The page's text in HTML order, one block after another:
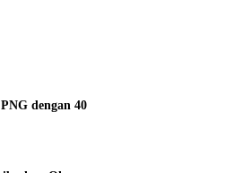
dengan 40